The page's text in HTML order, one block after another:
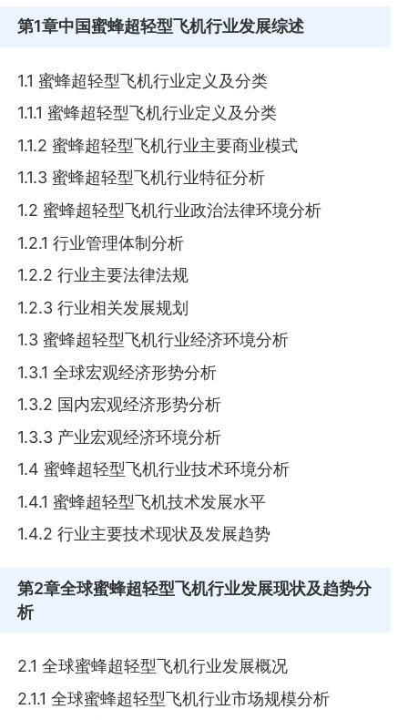
第1章中国蜜蜂超轻型飞机行业发展综述
1.1 蜜蜂超轻型飞机行业定义及分类
1.1.1 蜜蜂超轻型飞机行业定义及分类
1.1.2 蜜蜂超轻型飞机行业主要商业模式
1.1.3 蜜蜂超轻型飞机行业特征分析
1.2 蜜蜂超轻型飞机行业政治法律环境分析
1.2.1 行业管理体制分析
1.2.2 行业主要法律法规
1.2.3 行业相关发展规划
1.3 蜜蜂超轻型飞机行业经济环境分析
1.3.1 全球宏观经济形势分析
1.3.2 国内宏观经济形势分析
1.3.3 产业宏观经济环境分析
1.4 蜜蜂超轻型飞机行业技术环境分析
1.4.1 蜜蜂超轻型飞机技术发展水平
1.4.2 行业主要技术现状及发展趋势
第2章全球蜜蜂超轻型飞机行业发展现状及趋势分
析
2.1 全球蜜蜂超轻型飞机行业发展概况
2.1.1 全球蜜蜂超轻型飞机行业市场规模分析